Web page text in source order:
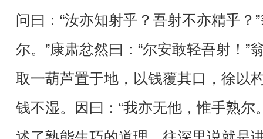
问曰：“汝亦知射乎？吾射不亦精乎？
尔。”康肃忿然曰：“尔安敢轻吾射！”
取一葫芦置于地，以钱覆其口，徐以
钱不湿。因曰：“我亦无他，惟手熟尔